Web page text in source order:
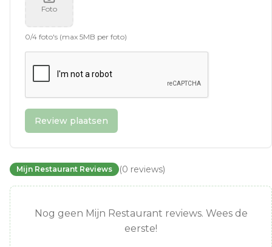
Foto
0/4 foto's (max 5MB per foto)
Review plaatsen
Mijn Restaurant Reviews (0 reviews)
Nog geen Mijn Restaurant reviews. Wees de
eerste!